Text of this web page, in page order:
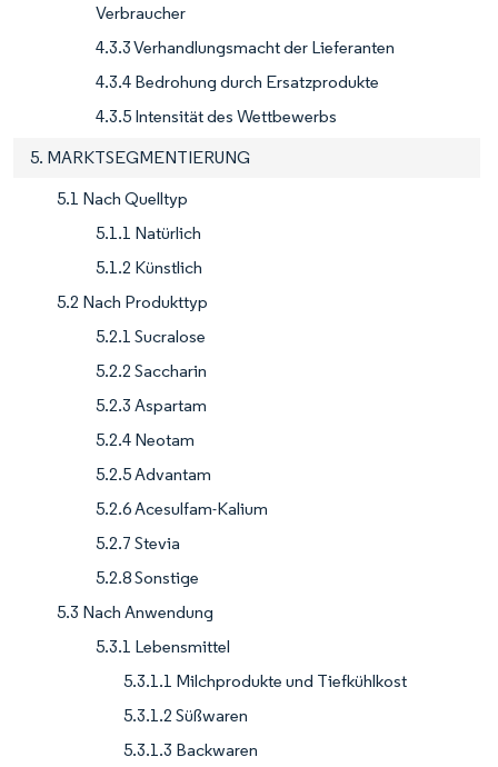
Verbraucher
4.3.3 Verhandlungsmacht der Lieferanten
4.3.4 Bedrohung durch Ersatzprodukte
4.3.5 Intensität des Wettbewerbs
5. MARKTSEGMENTIERUNG
5.1 Nach Quelltyp
5.1.1 Natürlich
5.1.2 Künstlich
5.2 Nach Produkttyp
5.2.1 Sucralose
5.2.2 Saccharin
5.2.3 Aspartam
5.2.4 Neotam
5.2.5 Advantam
5.2.6 Acesulfam-Kalium
5.2.7 Stevia
5.2.8 Sonstige
5.3 Nach Anwendung
5.3.1 Lebensmittel
5.3.1.1 Milchprodukte und Tiefkühlkost
5.3.1.2 Süßwaren
5.3.1.3 Backwaren